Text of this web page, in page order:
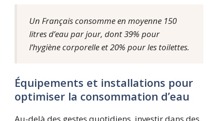
Un Français consomme en moyenne 150
litres d’eau par jour, dont 39% pour
l’hygiène corporelle et 20% pour les toilettes.
Équipements et installations pour
optimiser la consommation d’eau